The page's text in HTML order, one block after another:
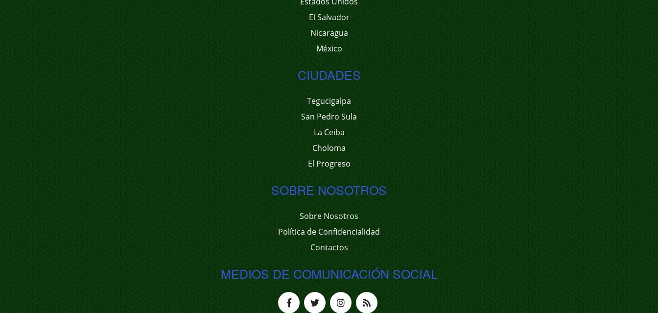
El Salvador
Nicaragua
México
CIUDADES
Tegucigalpa
San Pedro Sula
La Ceiba
Choloma
El Progreso
SOBRE NOSOTROS
Sobre Nosotros
Política de Confidencialidad
Contactos
MEDIOS DE COMUNICACIÓN SOCIAL